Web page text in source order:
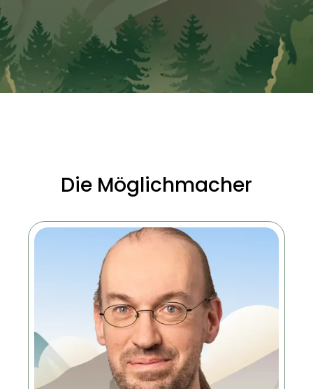
Lösungen für unsere Kunden.
Termin vereinbaren
Die Möglichmacher